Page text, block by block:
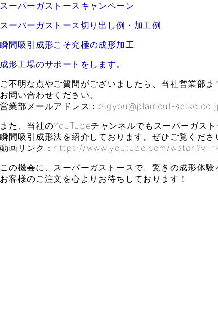
スーパーガストースキャンペーン
スーパーガストース切り出し例・加工例
瞬間吸引成形こそ究極の成形加工
成形工場のサポートをします。
ご不明な点やご質問がございましたら、当社営業部ま
お問い合わせください。
営業部メールアドレス：eigyou@plamoul-
また、当社のYouTubeチャンネルでもスーパーガス
瞬間吸引成形法を紹介しております。ぜひご覧くださ
動画リンク：https://www.youtube.com/
この機会に、スーパーガストースで、驚きの成形体
お客様のご注文を心よりお待ちしております！